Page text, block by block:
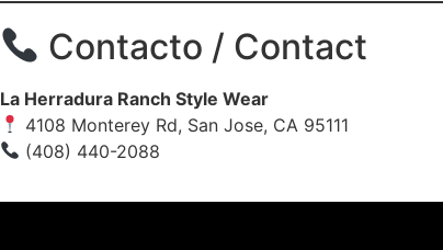
Contacto / Contact
La Herradura Ranch Style Wear
4108 Monterey Rd, San Jose, CA 95111
(408) 440-2088